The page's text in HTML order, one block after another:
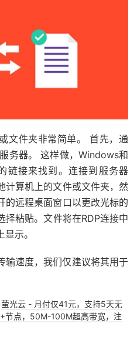
文件夹非常简单。 首先，通
务器。 这样做，Windows和
链接来找到。连接到服务器
计算机上的文件或文件夹，然
的远程桌面窗口以更改光标的
择粘贴。文件将在RDP连接中
示。
输速度，我们仅建议将其用于
萤光云 - 月付仅41元，支持5天无
节点，50M-100M超高带宽，注